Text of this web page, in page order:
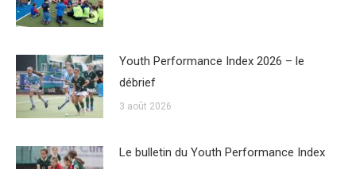
Youth Performance Index 2026 – le
débrief
3 août 2026
Le bulletin du Youth Performance Index